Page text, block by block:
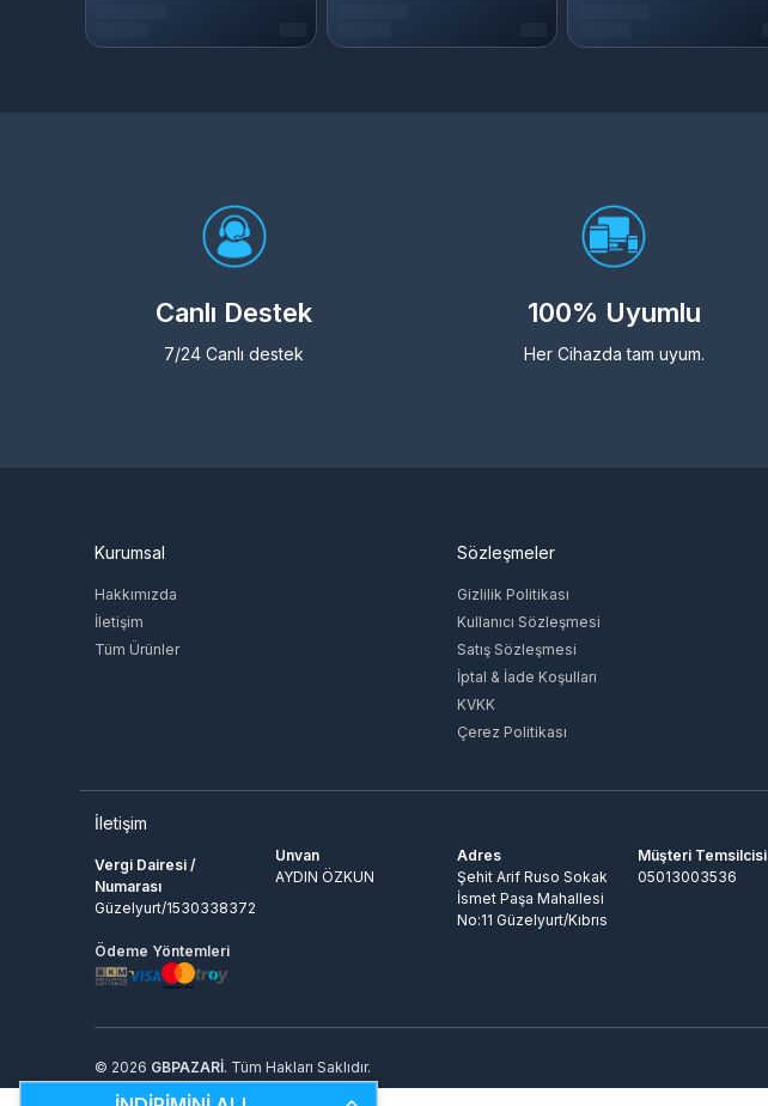
Canlı Destek
7/24 Canlı destek
100% Uyumlu
Her Cihazda tam uyum.
Kurumsal
Hakkımızda
İletişim
Tüm Ürünler
Sözleşmeler
Gizlilik Politikası
Kullanıcı Sözleşmesi
Satış Sözleşmesi
İptal & İade Koşulları
KVKK
Çerez Politikası
İletişim
Vergi Dairesi /
Numarası
Güzelyurt/1530338372
Unvan
AYDIN ÖZKUN
Adres
Şehit Arif Ruso Sokak
İsmet Paşa Mahallesi
No:11 Güzelyurt/Kıbrıs
Müşteri Temsilcisi
05013003536
Ödeme Yöntemleri
© 2026 GBPAZARİ. Tüm Hakları Saklıdır.